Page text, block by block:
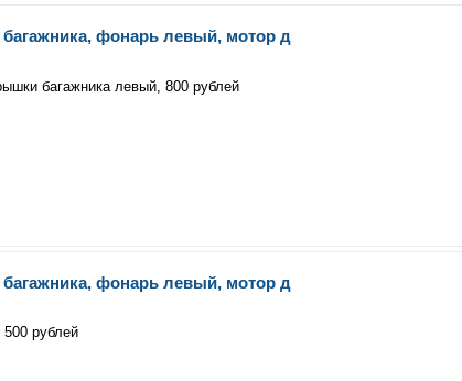
фонарь левый, мотор д
багажника левый, 800 рублей
фонарь левый, мотор д
рублей